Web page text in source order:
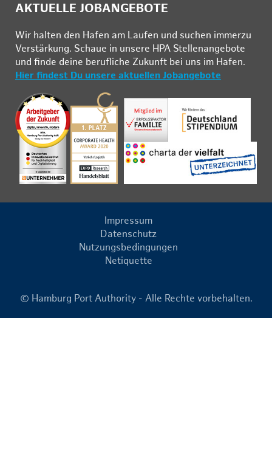
AKTUELLE JOBANGEBOTE
Wir hal­ten den Ha­fen am Lau­fen und su­chen im­mer­zu
Ver­stär­kung. Schau­e in un­se­re HPA Stel­len­an­ge­bo­te
und fin­de deine be­ruf­li­che Zu­kunft bei uns im Ha­fen.
Hier findest Du unsere aktuellen Jobangebote
Impressum
Datenschutz
Nutzungsbedingungen
Netiquette
© Hamburg Port Authority - Alle Rechte vorbehalten.